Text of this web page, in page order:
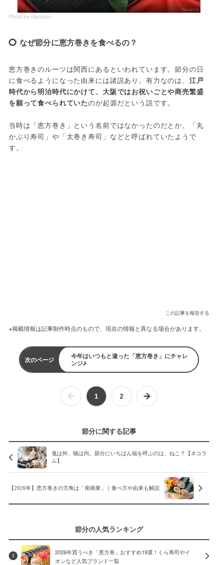
Photo by macaroni
なぜ節分に恵方巻きを食べるの？
恵方巻きのルーツは関西にあるといわれています。節分の日
に食べるようになった由来には諸説あり。有力なのは、 江戸
時代から明治時代にかけて、大阪ではお祝いごとや商売繁盛
を願って食べられていたのが起源だという説です。
当時は「恵方巻き」という名前ではなかったのだとか。「丸
かぶり寿司」や「太巻き寿司」などと呼ばれていたようで
す。
この記事を報告する
※掲載情報は記事制作時点のもので、現在の情報と異なる場合があります。
次のページ
今年はいつもと違った「恵方巻き」にチャレ
ンジ♪
1 2
節分に関する記事
鬼は外、猫は内。節分にいちばん福を呼ぶのは、ねこ？【ネコラ
ム】
【2026年】恵方巻きの方角は「南南東」｜食べ方や由来も解説
節分の人気ランキング
1
2026年買うべき「恵方巻」おすすめ19選！くら寿司やイ
オンなど人気ブランド一覧